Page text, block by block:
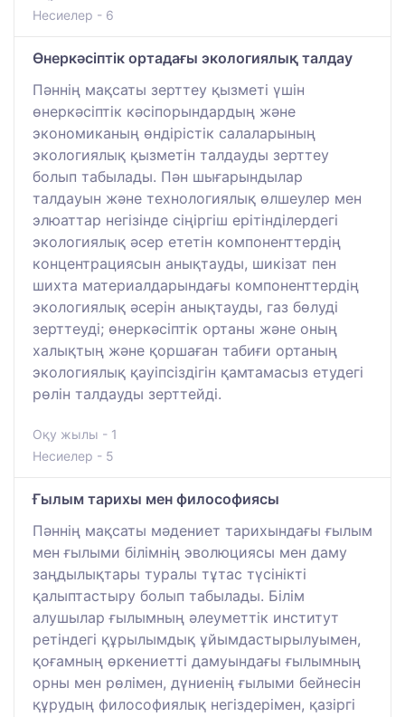
Несиелер - 6
Өнеркәсіптік ортадағы экологиялық талдау
Пәннің мақсаты зерттеу қызметі үшін
өнеркәсіптік кәсіпорындардың және
экономиканың өндірістік салаларының
экологиялық қызметін талдауды зерттеу
болып табылады. Пән шығарындылар
талдауын және технологиялық өлшеулер мен
элюаттар негізінде сіңіргіш ерітінділердегі
экологиялық әсер ететін компоненттердің
концентрациясын анықтауды, шикізат пен
шихта материалдарындағы компоненттердің
экологиялық әсерін анықтауды, газ бөлуді
зерттеуді; өнеркәсіптік ортаны және оның
халықтың және қоршаған табиғи ортаның
экологиялық қауіпсіздігін қамтамасыз етудегі
рөлін талдауды зерттейді.
Оқу жылы - 1
Несиелер - 5
Ғылым тарихы мен философиясы
Пәннің мақсаты мәдениет тарихындағы ғылым
мен ғылыми білімнің эволюциясы мен даму
заңдылықтары туралы тұтас түсінікті
қалыптастыру болып табылады. Бiлiм
алушылар ғылымның әлеуметтік институт
ретіндегі құрылымдық ұйымдастырылуымен,
қоғамның өркениетті дамуындағы ғылымның
орны мен рөлімен, дүниенің ғылыми бейнесін
құрудың философиялық негіздерімен, қазіргі